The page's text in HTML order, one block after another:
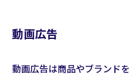
動画広告
動画広告は商品やブランド